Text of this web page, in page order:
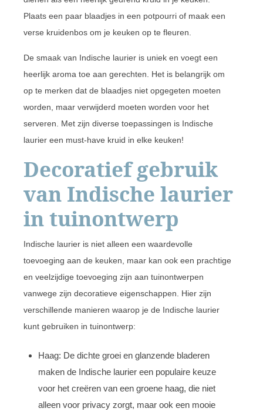
Plaats een paar blaadjes in een potpourri of maak een
verse kruidenbos om je keuken op te fleuren.
De smaak van Indische laurier is uniek en voegt een
heerlijk aroma toe aan gerechten. Het is belangrijk om
op te merken dat de blaadjes niet opgegeten moeten
worden, maar verwijderd moeten worden voor het
serveren. Met zijn diverse toepassingen is Indische
laurier een must-have kruid in elke keuken!
Decoratief gebruik
van Indische laurier
in tuinontwerp
Indische laurier is niet alleen een waardevolle
toevoeging aan de keuken, maar kan ook een prachtige
en veelzijdige toevoeging zijn aan tuinontwerpen
vanwege zijn decoratieve eigenschappen. Hier zijn
verschillende manieren waarop je de Indische laurier
kunt gebruiken in tuinontwerp:
Haag: De dichte groei en glanzende bladeren
maken de Indische laurier een populaire keuze
voor het creëren van een groene haag, die niet
alleen voor privacy zorgt, maar ook een mooie